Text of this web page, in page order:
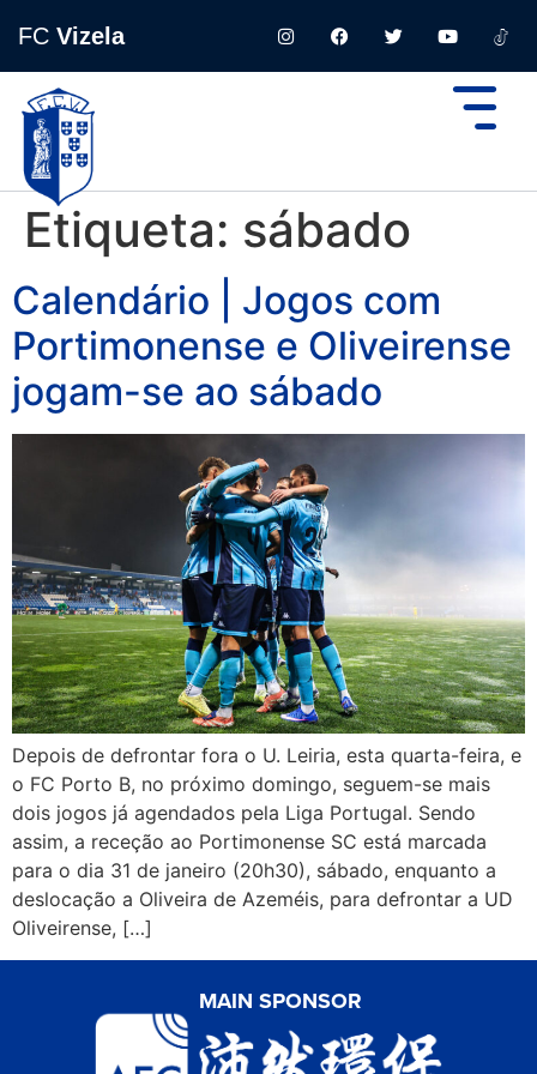
FC Vizela
Etiqueta: sábado
Calendário | Jogos com
Portimonense e Oliveirense
jogam-se ao sábado
Depois de defrontar fora o U. Leiria, esta quarta-feira, e
o FC Porto B, no próximo domingo, seguem-se mais
dois jogos já agendados pela Liga Portugal. Sendo
assim, a receção ao Portimonense SC está marcada
para o dia 31 de janeiro (20h30), sábado, enquanto a
deslocação a Oliveira de Azeméis, para defrontar a UD
Oliveirense, […]
MAIN SPONSOR